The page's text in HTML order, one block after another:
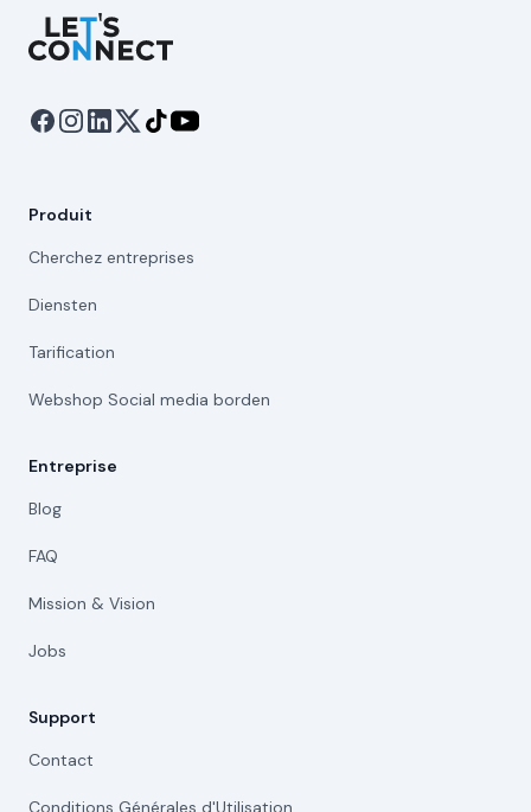
Let's Connect
Produit
Cherchez entreprises
Diensten
Tarification
Webshop Social media borden
Entreprise
Blog
FAQ
Mission & Vision
Jobs
Support
Contact
Conditions Générales d'Utilisation